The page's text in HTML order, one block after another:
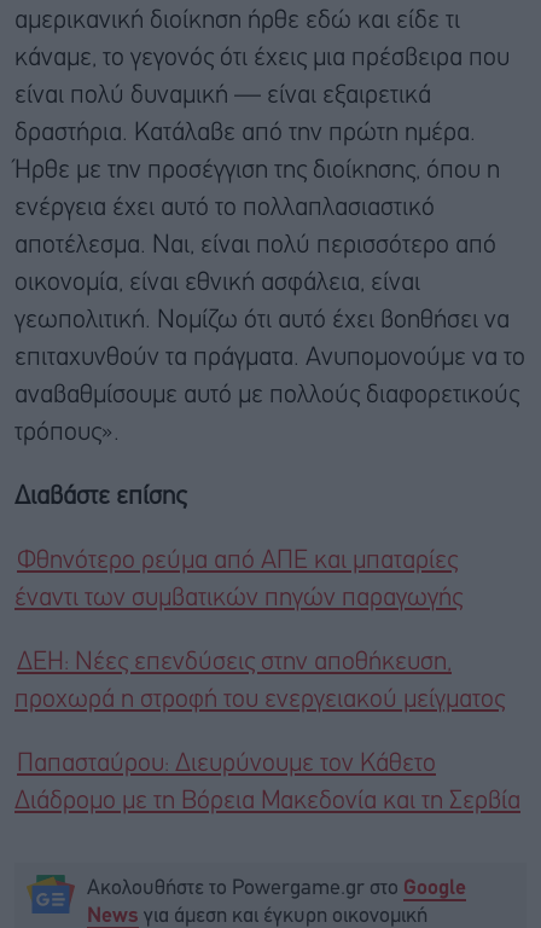
αμερικανική διοίκηση ήρθε εδώ και είδε τι
κάναμε, το γεγονός ότι έχεις μια πρέσβειρα που
είναι πολύ δυναμική — είναι εξαιρετικά
δραστήρια. Κατάλαβε από την πρώτη ημέρα.
Ήρθε με την προσέγγιση της διοίκησης, όπου η
ενέργεια έχει αυτό το πολλαπλασιαστικό
αποτέλεσμα. Ναι, είναι πολύ περισσότερο από
οικονομία, είναι εθνική ασφάλεια, είναι
γεωπολιτική. Νομίζω ότι αυτό έχει βοηθήσει να
επιταχυνθούν τα πράγματα. Ανυπομονούμε να το
αναβαθμίσουμε αυτό με πολλούς διαφορετικούς
τρόπους».
Διαβάστε επίσης
Φθηνότερο ρεύμα από ΑΠΕ και μπαταρίες
έναντι των συμβατικών πηγών παραγωγής
ΔΕΗ: Νέες επενδύσεις στην αποθήκευση,
προχωρά η στροφή του ενεργειακού μείγματος
Παπασταύρου: Διευρύνουμε τον Κάθετο
Διάδρομο με τη Βόρεια Μακεδονία και τη Σερβία
Ακολουθήστε το Powergame.gr στο Google
News για άμεση και έγκυρη οικονομική